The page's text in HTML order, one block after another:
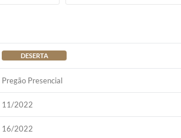
DESERTA
Pregão Presencial
11/2022
16/2022